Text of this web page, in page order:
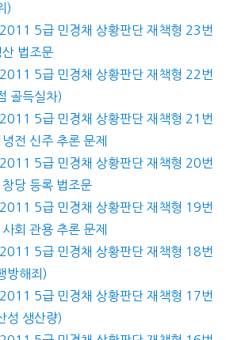
)
5급 민경채 상황판단 재책형 23번
산 법조문
5급 민경채 상황판단 재책형 22번
골득실차)
5급 민경채 상황판단 재책형 21번
전 신주 추론 문제
5급 민경채 상황판단 재책형 20번
당 등록 법조문
5급 민경채 상황판단 재책형 19번
회 관용 추론 문제
5급 민경채 상황판단 재책형 18번
방해죄)
5급 민경채 상황판단 재책형 17번
성 생산량)